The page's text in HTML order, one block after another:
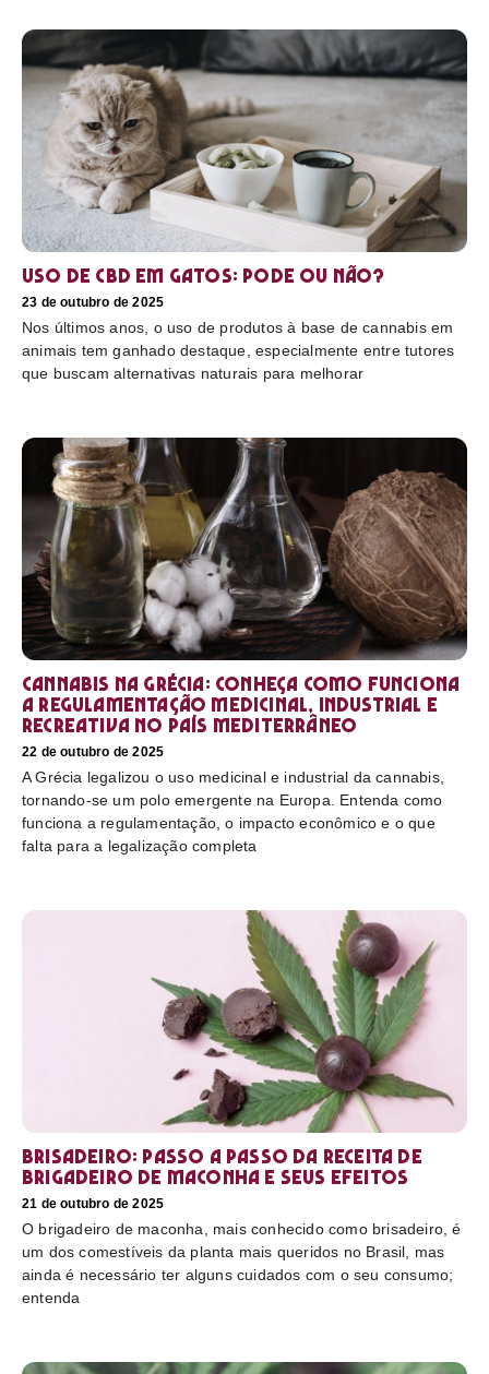
Uso de CBD em gatos: pode ou não?
23 de outubro de 2025
Nos últimos anos, o uso de produtos à base de cannabis em
animais tem ganhado destaque, especialmente entre tutores
que buscam alternativas naturais para melhorar
Cannabis na Grécia: conheça como funciona
a regulamentação medicinal, industrial e
recreativa no país mediterrâneo
22 de outubro de 2025
A Grécia legalizou o uso medicinal e industrial da cannabis,
tornando-se um polo emergente na Europa. Entenda como
funciona a regulamentação, o impacto econômico e o que
falta para a legalização completa
Brisadeiro: passo a passo da receita de
brigadeiro de maconha e seus efeitos
21 de outubro de 2025
O brigadeiro de maconha, mais conhecido como brisadeiro, é
um dos comestíveis da planta mais queridos no Brasil, mas
ainda é necessário ter alguns cuidados com o seu consumo;
entenda